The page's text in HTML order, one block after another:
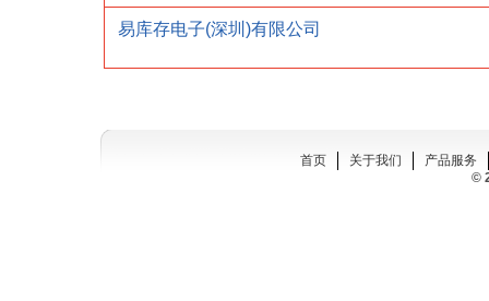
易库存电子(深圳)有限公司
首页 关于我们
产品服务
©